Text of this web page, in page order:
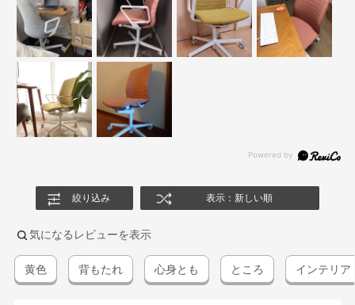
絞り込み 表示：新しい順
気になるレビューを表示
黄色 背もたれ 心身とも ところ インテリア